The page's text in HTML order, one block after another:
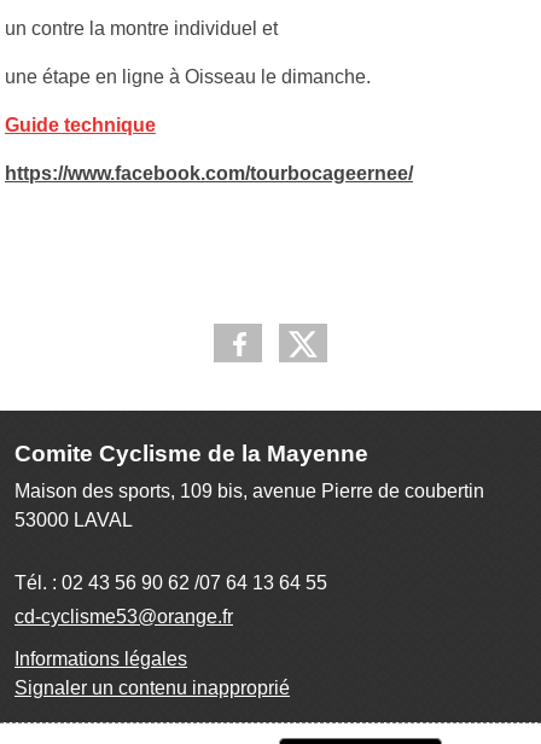
un contre la montre individuel et
une étape en ligne à Oisseau le dimanche.
Guide technique
https://www.facebook.com/tourbocageernee/
Comite Cyclisme de la Mayenne
Maison des sports, 109 bis, avenue Pierre de coubertin
53000 LAVAL
Tél. : 02 43 56 90 62 /07 64 13 64 55
cd-cyclisme53@orange.fr
Informations légales
Signaler un contenu inapproprié